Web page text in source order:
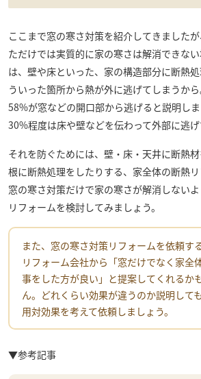
ここまで窓の寒さ対策を紹介してきました
ただけでは実質的に家の寒さは解消できな
は、壁や床といった、家の構造部分に断熱
ういった箇所から熱が外に逃げてしまうか
58%が窓などの開口部から逃げると説明し
30%程度は床や壁などを伝わって外部に逃げ
それを防ぐためには、壁・床・天井に断熱
根に断熱処理をしたりする、家全体の断熱リ
窓の寒さ対策だけで家の寒さが解消しない
リフォームを検討してみましょう。
また、窓の寒さ対策リフォームを依頼す
リフォーム会社から「窓だけでなく家全
事をした方が良い」と提案してくれるか
ん。どれくらい効果が違うのか説明して
用対効果を考えて依頼しましょう。
▼参考記事